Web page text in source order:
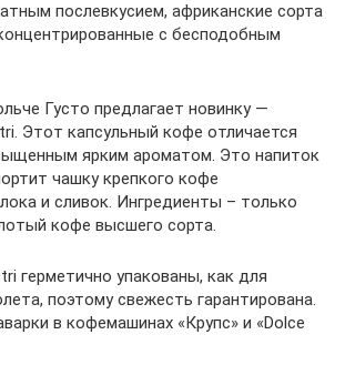
послевкусием, африканские сорта
с бесподобным
Густо предлагает новинку —
Этот капсульный кофе отличается
ярким ароматом. Это напиток
чашку крепкого кофе
и сливок. Ингредиенты – только
кофе высшего сорта.
герметично упакованы, как для
поэтому свежесть гарантирована.
в кофемашинах «Крупс» и «Dolce